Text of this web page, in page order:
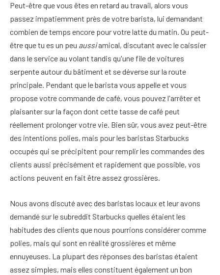
Peut-être que vous êtes en retard au travail, alors vous
passez impatiemment près de votre barista, lui demandant
combien de temps encore pour votre latte du matin. Ou peut-
être que tu es un peu aussiamical, discutant avec le caissier
dans le service au volant tandis qu'une file de voitures
serpente autour du bâtiment et se déverse sur la route
principale. Pendant que le barista vous appelle et vous
propose votre commande de café, vous pouvez l'arrêter et
plaisanter sur la façon dont cette tasse de café peut
réellement prolonger votre vie. Bien sûr, vous avez peut-être
des intentions polies, mais pour les baristas Starbucks
occupés qui se précipitent pour remplir les commandes des
clients aussi précisément et rapidement que possible, vos
actions peuvent en fait être assez grossières.
Nous avons discuté avec des baristas locaux et leur avons
demandé sur le subreddit Starbucks quelles étaient les
habitudes des clients que nous pourrions considérer comme
polies, mais qui sont en réalité grossières et même
ennuyeuses. La plupart des réponses des baristas étaient
assez simples, mais elles constituent également un bon